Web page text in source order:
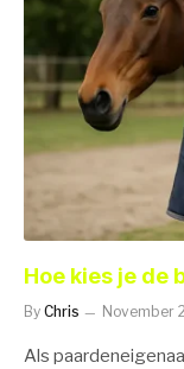
Hoe kies je de
By Chris November
Als